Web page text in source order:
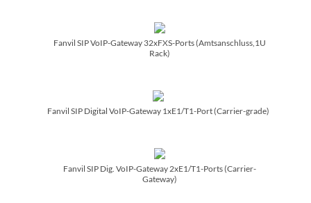
Fanvil SIP VoIP-Gateway 32xFXS-Ports (Amtsanschluss,1U
Rack)
Fanvil SIP Digital VoIP-Gateway 1xE1/­T1-Port (Carrier-grade)
Fanvil SIP Dig. VoIP-Gateway 2xE1/­T1-Ports (Carrier-
Gateway)